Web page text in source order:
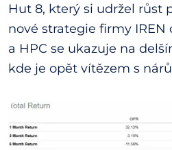
Hut 8, který si udržel růst
nové strategie firmy IREN
a HPC se ukazuje na
kde je opět vítězem s